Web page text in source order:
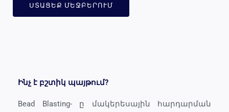
ՍՏԱՑԵՔ ՄԵՋԲԵՐՈՒՄ
Ինչ է բշտիկ պայթում?
Bead Blasting- ը մակերեսային հարդարման